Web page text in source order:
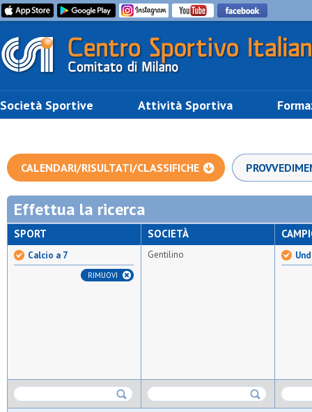
Società Sportive Attività Sportiva
CALENDARI/RISULTATI/CLASSIFICHE
Effettua la ricerca
SPORT
Calcio a 7
RIMUOVI
SOCIETÀ
Gentilino